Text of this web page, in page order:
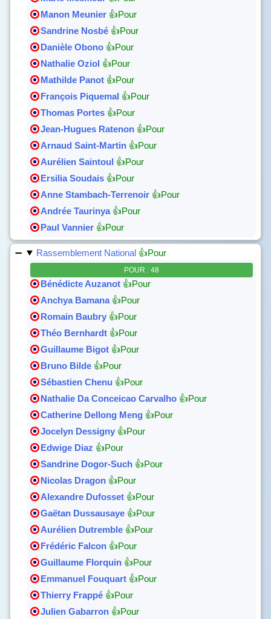
Manon Meunier 👍Pour
Sandrine Nosbé 👍Pour
Danièle Obono 👍Pour
Nathalie Oziol 👍Pour
Mathilde Panot 👍Pour
François Piquemal 👍Pour
Thomas Portes 👍Pour
Jean-Hugues Ratenon 👍Pour
Arnaud Saint-Martin 👍Pour
Aurélien Saintoul 👍Pour
Ersilia Soudais 👍Pour
Anne Stambach-Terrenoir 👍Pour
Andrée Taurinya 👍Pour
Paul Vannier 👍Pour
Rassemblement National 👍Pour
POUR : 48
Bénédicte Auzanot 👍Pour
Anchya Bamana 👍Pour
Romain Baubry 👍Pour
Théo Bernhardt 👍Pour
Guillaume Bigot 👍Pour
Bruno Bilde 👍Pour
Sébastien Chenu 👍Pour
Nathalie Da Conceicao Carvalho 👍Pour
Catherine Dellong Meng 👍Pour
Jocelyn Dessigny 👍Pour
Edwige Diaz 👍Pour
Sandrine Dogor-Such 👍Pour
Nicolas Dragon 👍Pour
Alexandre Dufosset 👍Pour
Gaëtan Dussausaye 👍Pour
Aurélien Dutremble 👍Pour
Frédéric Falcon 👍Pour
Guillaume Florquin 👍Pour
Emmanuel Fouquart 👍Pour
Thierry Frappé 👍Pour
Julien Gabarron 👍Pour